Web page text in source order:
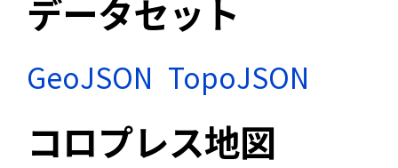
データセット
GeoJSON TopoJSON
コロプレス地図